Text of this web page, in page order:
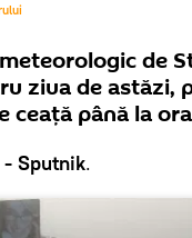
de
ziua de astăzi,
ceață până la
- Sputnik.